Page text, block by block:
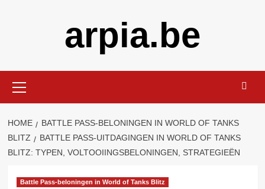
arpia.be
Menu
HOME
BATTLE PASS-BELONINGEN IN WORLD OF TANKS
BLITZ
BATTLE PASS-UITDAGINGEN IN WORLD OF TANKS
BLITZ: TYPEN, VOLTOOIINGSBELONINGEN, STRATEGIEËN
Battle Pass-beloningen in World of Tanks Blitz